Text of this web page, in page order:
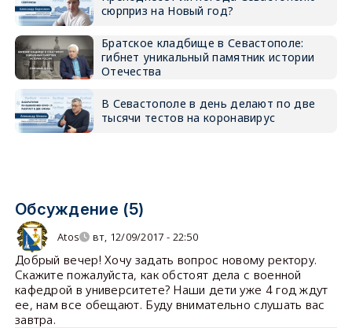
сюрприз на Новый год?
Братское кладбище в Севастополе:
гибнет уникальный памятник истории
Отечества
В Севастополе в день делают по две
тысячи тестов на коронавирус
Обсуждение (5)
Atos вт, 12/09/2017 - 22:50
Добрый вечер! Хочу задать вопрос новому ректору.
Скажите пожалуйста, как обстоят дела с военной
кафедрой в университете? Наши дети уже 4 год ждут
ее, нам все обещают. Буду внимательно слушать вас
завтра.